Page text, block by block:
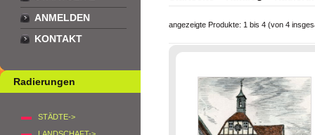
ANMELDEN
KONTAKT
Radierungen
STÄDTE->
angezeigte Produkte: 1 bis 4 (von 4